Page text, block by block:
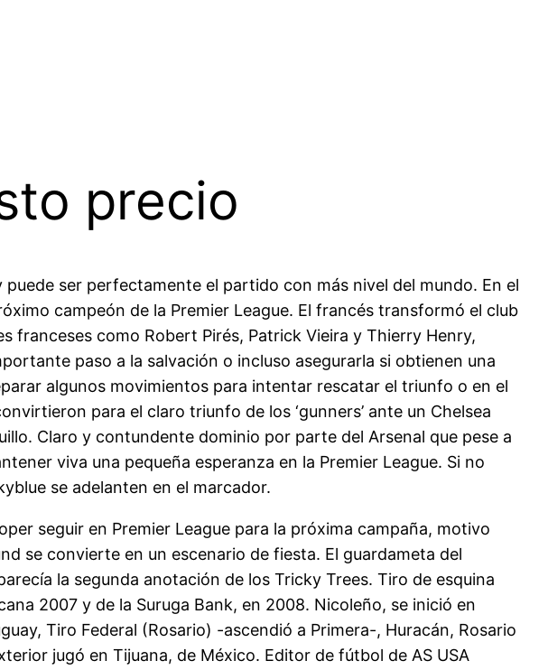
precio
ser perfectamente el partido con más nivel del mundo. En el
campeón de la Premier League. El francés transformó el club
franceses como Robert Pirés, Patrick Vieira y Thierry Henry,
paso a la salvación o incluso asegurarla si obtienen una
algunos movimientos para intentar rescatar el triunfo o en el
para el claro triunfo de los ‘gunners’ ante un Chelsea
Claro y contundente dominio por parte del Arsenal que pese a
viva una pequeña esperanza en la Premier League. Si no
se adelanten en el marcador.
seguir en Premier League para la próxima campaña, motivo
se convierte en un escenario de fiesta. El guardameta del
la segunda anotación de los Tricky Trees. Tiro de esquina
2007 y de la Suruga Bank, en 2008. Nicoleño, se inició en
Tiro Federal (Rosario) -ascendió a Primera-, Huracán, Rosario
jugó en Tijuana, de México. Editor de fútbol de AS USA